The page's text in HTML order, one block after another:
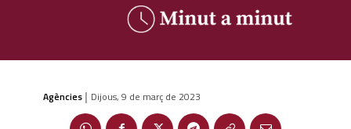
Agències | Dijous, 9 de març de 2023